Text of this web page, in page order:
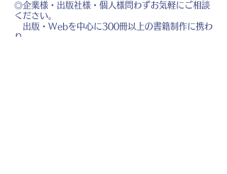
◎企業様・出版社様・個人様問わずお気軽にご相談
ください。
出版・Webを中心に300冊以上の書籍制作に携わ
り、